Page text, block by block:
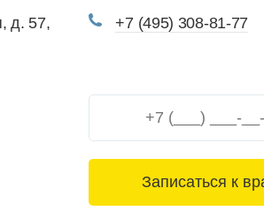
д. 57,
+7 (495) 308-81-77
3+6=